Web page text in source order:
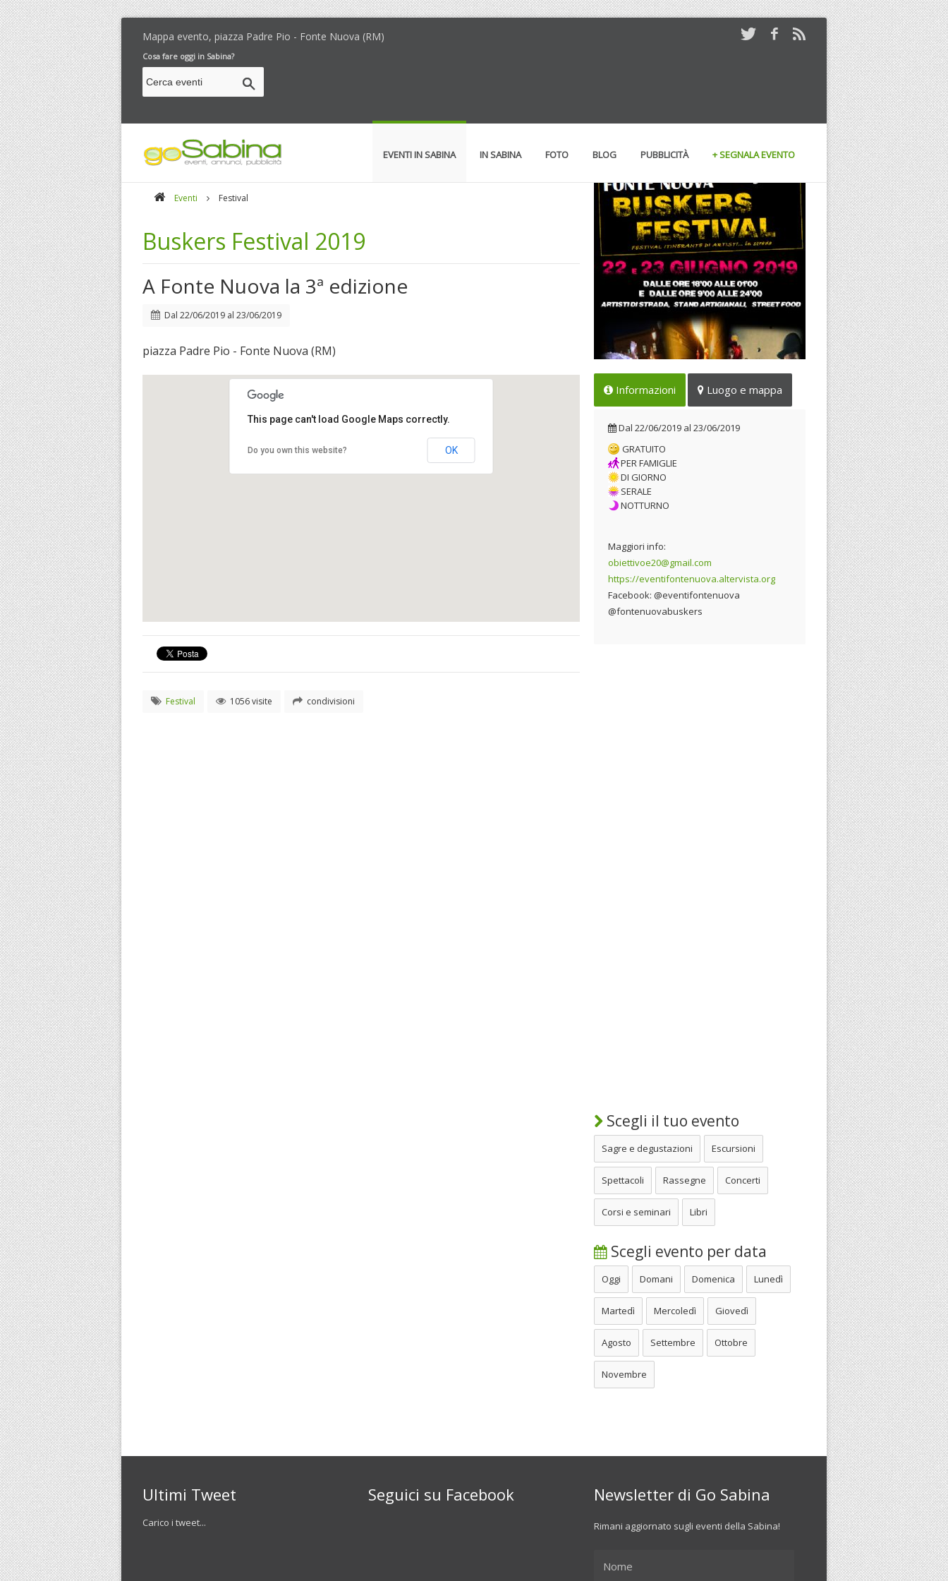
Mappa evento, piazza Padre Pio - Fonte Nuova (RM)
Cosa fare oggi in Sabina?
EVENTI IN SABINA IN SABINA FOTO BLOG PUBBLICITÀ + SEGNALA EVENTO
Eventi Festival
Buskers Festival 2019
A Fonte Nuova la 3ª edizione
Dal 22/06/2019 al 23/06/2019
piazza Padre Pio - Fonte Nuova (RM)
This page can't load Google Maps correctly.
Do you own this website? OK
Festival 1056 visite condivisioni
A Fonte Nuova la 3ª edizione
Dal 22/06/2019 al 23/06/2019
Informazioni Luogo e mappa
Dal 22/06/2019 al 23/06/2019
GRATUITO
PER FAMIGLIE
DI GIORNO
SERALE
NOTTURNO
Maggiori info:
obiettivoe20@gmail.com
https://eventifontenuova.altervista.org
Facebook: @eventifontenuova
@fontenuovabuskers
Scegli il tuo evento
Sagre e degustazioni Escursioni
Spettacoli Rassegne Concerti
Corsi e seminari Libri
Scegli evento per data
Oggi Domani Domenica Lunedì
Martedì Mercoledì Giovedì
Agosto Settembre Ottobre
Novembre
Ultimi Tweet
Carico i tweet...
Seguici su Facebook Newsletter di Go Sabina
Rimani aggiornato sugli eventi della Sabina!